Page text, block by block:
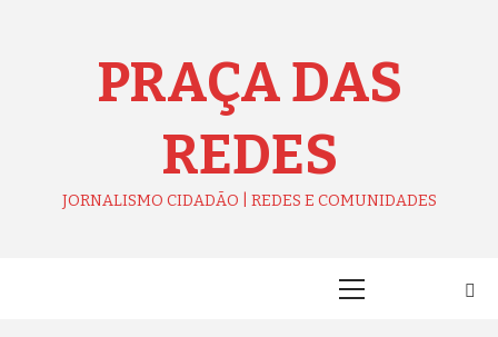
PRAÇA DAS
REDES
JORNALISMO CIDADÃO | REDES E COMUNIDADES